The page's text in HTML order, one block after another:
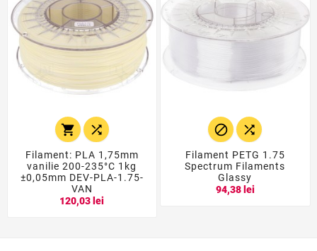
 
Filament: PLA 1,75mm
vanilie 200-235°C 1kg
±0,05mm DEV-PLA-1.75-
VAN
120,03 lei
 
Filament PETG 1.75
Spectrum Filaments
Glassy
94,38 lei